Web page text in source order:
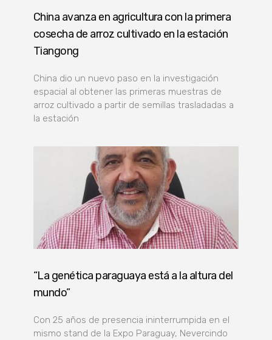
China avanza en agricultura con la primera
cosecha de arroz cultivado en la estación
Tiangong
China dio un nuevo paso en la investigación
espacial al obtener las primeras muestras de
arroz cultivado a partir de semillas trasladadas a
la estación
“La genética paraguaya está a la altura del
mundo”
Con 25 años de presencia ininterrumpida en el
mismo stand de la Expo Paraguay, Nevercindo